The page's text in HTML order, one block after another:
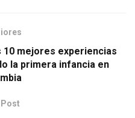
10 mejores experiencias
la primera infancia en
Post